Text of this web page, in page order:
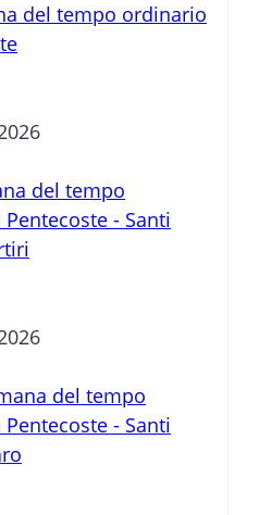
del tempo ordinario
del tempo
- Santi
del tempo
- Santi